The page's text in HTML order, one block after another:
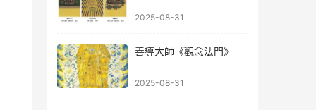
2025-08-31
善導大師《觀念法門》
2025-08-31